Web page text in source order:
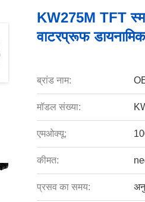
KW275M TFT
वाटरप्रूफ
ब्रांड नाम:
मॉडल संख्या:
एमओक्यू:
कीमत:
प्रसव का समय: